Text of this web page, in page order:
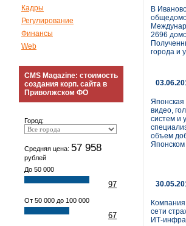
Кадры
Регулирование
Финансы
Web
CMS Magazine: стоимость
создания корп. сайта в
Приволжском ФО
Город:
Средняя цена: 57 958
рублей
До 50 000
97
От 50 000 до 100 000
67
В
2696
города и
видео,
систем и
объем
Японском
сети
ИТ-